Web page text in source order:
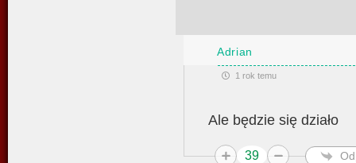
Adrian
1 rok temu
Ale będzie się działo
39